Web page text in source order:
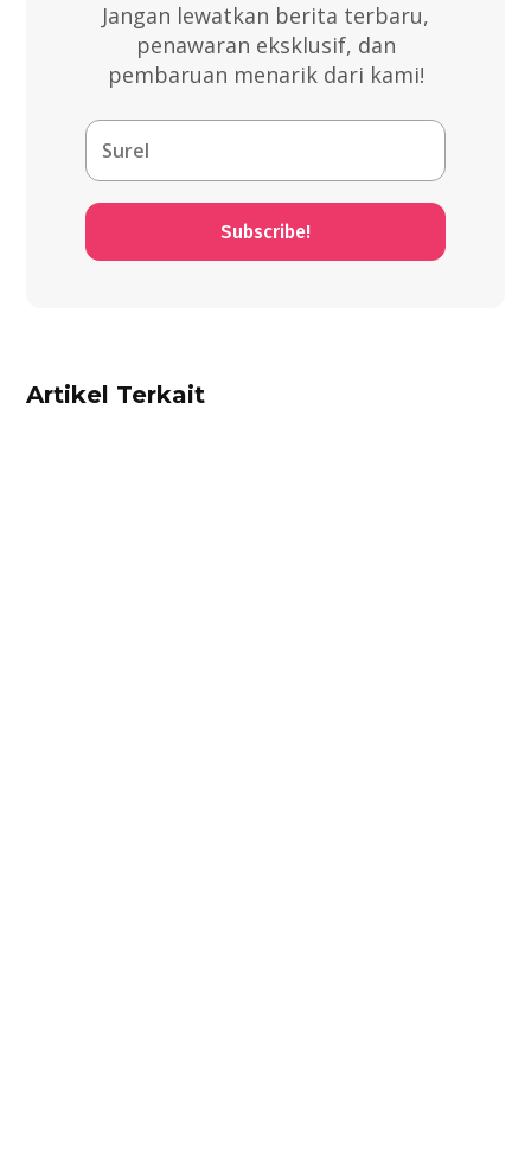
Jangan lewatkan berita terbaru,
penawaran eksklusif, dan
pembaruan menarik dari kami!
Subscribe!
Artikel Terkait